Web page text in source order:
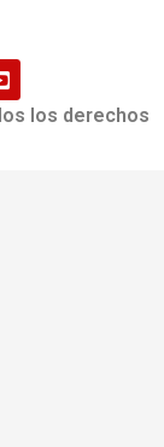
los derechos